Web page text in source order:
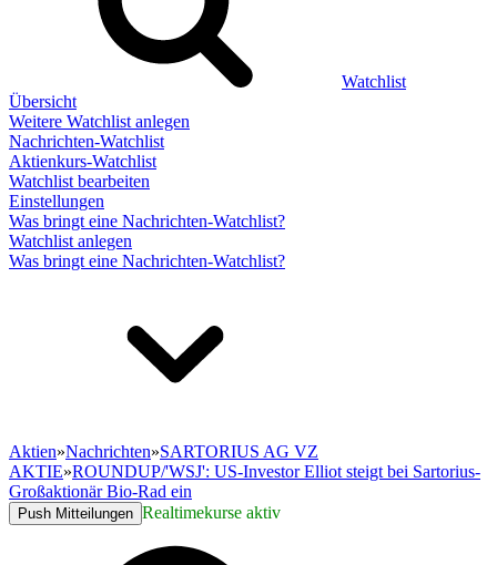
Watchlist
Übersicht
Weitere Watchlist anlegen
Nachrichten-Watchlist
Aktienkurs-Watchlist
Watchlist bearbeiten
Einstellungen
Was bringt eine Nachrichten-Watchlist?
Watchlist anlegen
Was bringt eine Nachrichten-Watchlist?
Aktien»Nachrichten»SARTORIUS AG VZ
AKTIE»ROUNDUP/'WSJ': US-Investor Elliot steigt bei Sartorius-
Großaktionär Bio-Rad ein
Push Mitteilungen Realtimekurse aktiv